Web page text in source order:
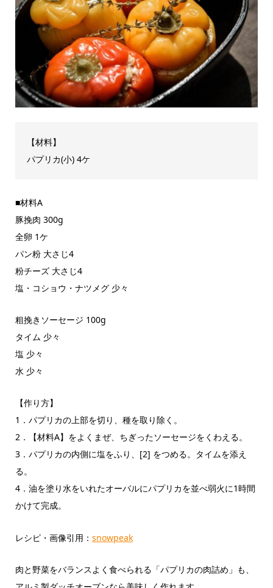
【材料】
パプリカ(小) 4ケ
■材料A
豚挽肉 300g
全卵 1ケ
パン粉 大さじ4
粉チーズ 大さじ4
塩・コショウ・ナツメグ 少々
粗挽きソーセージ 100g
タイム 少々
塩 少々
水 少々
【作り方】
1．パプリカの上部を切り、種を取り除く。
2．【材料A】をよくまぜ、ちぎったソーセージをくわえる。
3．パプリカの内側に塩をふり、[2] をつめる。タイムを添え
る。
4．油を塗り水をいれたオーバルにパプリカを並べ弱火に1時間
かけて完成。
レシピ・画像引用： snowpeak
肉と野菜をバランスよく食べられる「パプリカの肉詰め」も、